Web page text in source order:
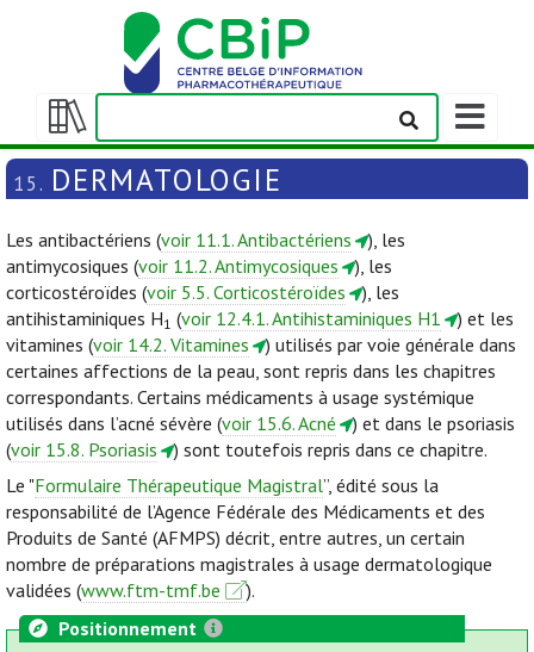
Afficher/masquer
la
table
matières
Afficher/
la
barre
navigation
15. DERMATOLOGIE
Les antibactériens (voir 11.1. Antibactériens
), les
antimycosiques (voir 11.2. Antimycosiques
), les
corticostéroïdes (voir 5.5. Corticostéroïdes
), les
antihistaminiques H1 (voir 12.4.1. Antihistaminiques H1
) et les
vitamines (voir 14.2. Vitamines
) utilisés par voie générale dans
certaines affections de la peau, sont repris dans les chapitres
correspondants. Certains médicaments à usage systémique
utilisés dans l’acné sévère (voir 15.6. Acné
) et dans le psoriasis
(voir 15.8. Psoriasis
) sont toutefois repris dans ce chapitre.
Le "Formulaire Thérapeutique Magistral”, édité sous la
responsabilité de l’Agence Fédérale des Médicaments et des
Produits de Santé (AFMPS) décrit, entre autres, un certain
nombre de préparations magistrales à usage dermatologique
validées (www.ftm-tmf.be
).
Positionnement